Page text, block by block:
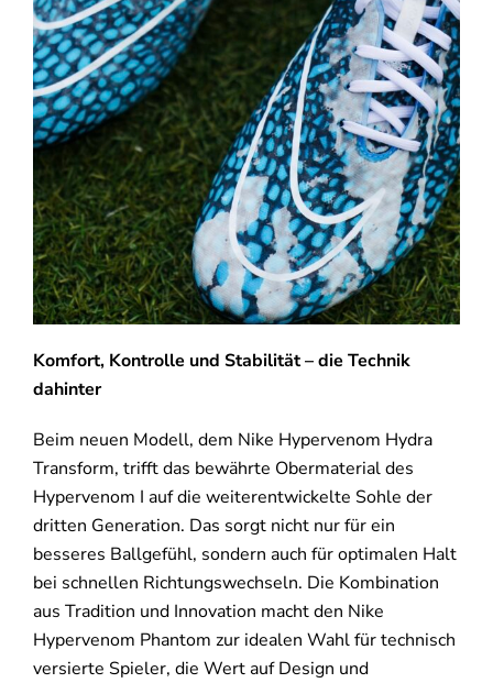
Komfort, Kontrolle und Stabilität – die Technik
dahinter
Beim neuen Modell, dem Nike Hypervenom Hydra
Transform, trifft das bewährte Obermaterial des
Hypervenom I auf die weiterentwickelte Sohle der
dritten Generation. Das sorgt nicht nur für ein
besseres Ballgefühl, sondern auch für optimalen Halt
bei schnellen Richtungswechseln. Die Kombination
aus Tradition und Innovation macht den Nike
Hypervenom Phantom zur idealen Wahl für technisch
versierte Spieler, die Wert auf Design und